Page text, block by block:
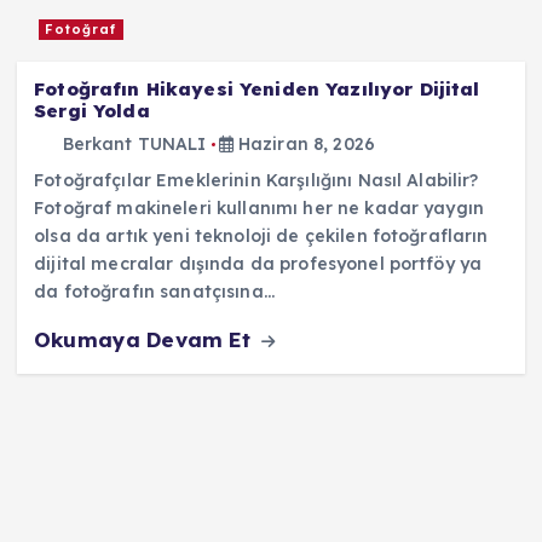
Fotoğraf
Fotoğrafın Hikayesi Yeniden Yazılıyor Dijital
Sergi Yolda
Berkant TUNALI
Haziran 8, 2026
Fotoğrafçılar Emeklerinin Karşılığını Nasıl Alabilir?
Fotoğraf makineleri kullanımı her ne kadar yaygın
olsa da artık yeni teknoloji de çekilen fotoğrafların
dijital mecralar dışında da profesyonel portföy ya
da fotoğrafın sanatçısına…
Okumaya Devam Et